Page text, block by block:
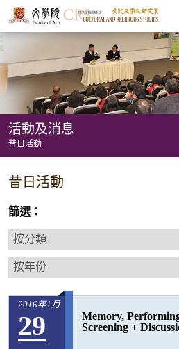
Start
main
Content
活動及消息
昔日活動
動
及
消
息
昔日活動
篩選：
按
分
類
按
年
2016年1月
29
Memory,
Screening +